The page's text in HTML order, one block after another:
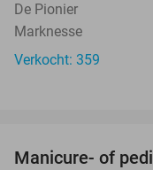
De Pionier
Marknesse
Verkocht: 359
Manicure- of